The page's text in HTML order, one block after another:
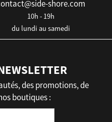
shore.com
10h - 19h
du lundi au samedi
des promotions, de
boutiques :